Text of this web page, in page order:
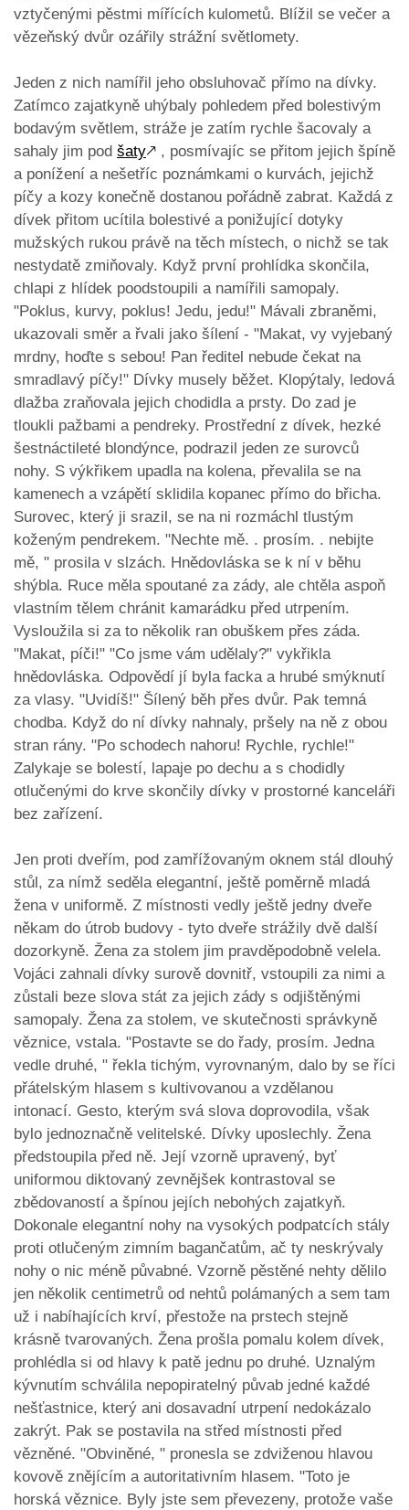
vztyčenými pěstmi mířících kulometů. Blížil se večer a
vězeňský dvůr ozářily strážní světlomety.
Jeden z nich namířil jeho obsluhovač přímo na dívky.
Zatímco zajatkyně uhýbaly pohledem před bolestivým
bodavým světlem, stráže je zatím rychle šacovaly a
sahaly jim pod šaty🡕 , posmívajíc se přitom jejich špíně
a ponížení a nešetříc poznámkami o kurvách, jejichž
píčy a kozy konečně dostanou pořádně zabrat. Každá z
dívek přitom ucítila bolestivé a ponižující dotyky
mužských rukou právě na těch místech, o nichž se tak
nestydatě zmiňovaly. Když první prohlídka skončila,
chlapi z hlídek poodstoupili a namířili samopaly.
"Poklus, kurvy, poklus! Jedu, jedu!" Mávali zbraněmi,
ukazovali směr a řvali jako šílení - "Makat, vy vyjebaný
mrdny, hoďte s sebou! Pan ředitel nebude čekat na
smradlavý píčy!" Dívky musely běžet. Klopýtaly, ledová
dlažba zraňovala jejich chodidla a prsty. Do zad je
tloukli pažbami a pendreky. Prostřední z dívek, hezké
šestnáctileté blondýnce, podrazil jeden ze surovců
nohy. S výkřikem upadla na kolena, převalila se na
kamenech a vzápětí sklidila kopanec přímo do břicha.
Surovec, který ji srazil, se na ni rozmáchl tlustým
koženým pendrekem. "Nechte mě. . prosím. . nebijte
mě, " prosila v slzách. Hnědovláska se k ní v běhu
shýbla. Ruce měla spoutané za zády, ale chtěla aspoň
vlastním tělem chránit kamarádku před utrpením.
Vysloužila si za to několik ran obuškem přes záda.
"Makat, píči!" "Co jsme vám udělaly?" vykřikla
hnědovláska. Odpovědí jí byla facka a hrubé smýknutí
za vlasy. "Uvidíš!" Šílený běh přes dvůr. Pak temná
chodba. Když do ní dívky nahnaly, pršely na ně z obou
stran rány. "Po schodech nahoru! Rychle, rychle!"
Zalykaje se bolestí, lapaje po dechu a s chodidly
otlučenými do krve skončily dívky v prostorné kanceláři
bez zařízení.
Jen proti dveřím, pod zamřížovaným oknem stál dlouhý
stůl, za nímž seděla elegantní, ještě poměrně mladá
žena v uniformě. Z místnosti vedly ještě jedny dveře
někam do útrob budovy - tyto dveře strážily dvě další
dozorkyně. Žena za stolem jim pravděpodobně velela.
Vojáci zahnali dívky surově dovnitř, vstoupili za nimi a
zůstali beze slova stát za jejich zády s odjištěnými
samopaly. Žena za stolem, ve skutečnosti správkyně
věznice, vstala. "Postavte se do řady, prosím. Jedna
vedle druhé, " řekla tichým, vyrovnaným, dalo by se říci
přátelským hlasem s kultivovanou a vzdělanou
intonací. Gesto, kterým svá slova doprovodila, však
bylo jednoznačně velitelské. Dívky uposlechly. Žena
předstoupila před ně. Její vzorně upravený, byť
uniformou diktovaný zevnějšek kontrastoval se
zbědovaností a špínou jejích nebohých zajatkyň.
Dokonale elegantní nohy na vysokých podpatcích stály
proti otlučeným zimním bagančatům, ač ty neskrývaly
nohy o nic méně půvabné. Vzorně pěstěné nehty dělilo
jen několik centimetrů od nehtů polámaných a sem tam
už i nabíhajících krví, přestože na prstech stejně
krásně tvarovaných. Žena prošla pomalu kolem dívek,
prohlédla si od hlavy k patě jednu po druhé. Uznalým
kývnutím schválila nepopiratelný půvab jedné každé
nešťastnice, který ani dosavadní utrpení nedokázalo
zakrýt. Pak se postavila na střed místnosti před
vězněné. "Obviněné, " pronesla se zdviženou hlavou
kovově znějícím a autoritativním hlasem. "Toto je
horská věznice. Byly jste sem převezeny, protože vaše